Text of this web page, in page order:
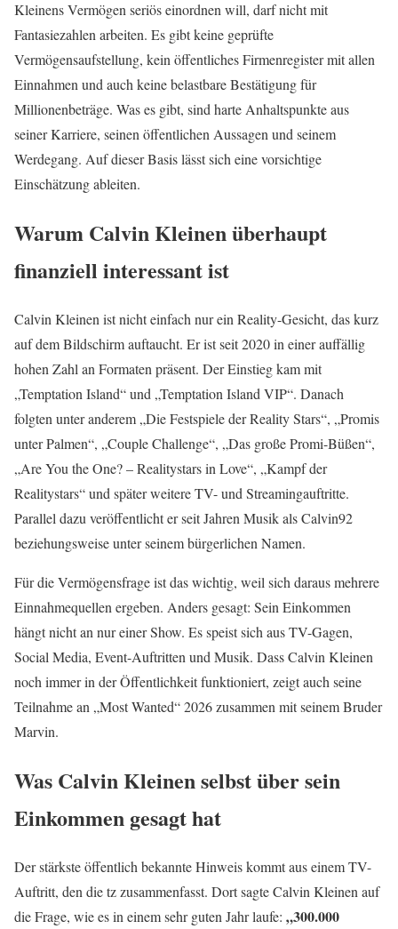
Kleinens Vermögen seriös einordnen will, darf nicht mit
Fantasiezahlen arbeiten. Es gibt keine geprüfte
Vermögensaufstellung, kein öffentliches Firmenregister mit allen
Einnahmen und auch keine belastbare Bestätigung für
Millionenbeträge. Was es gibt, sind harte Anhaltspunkte aus
seiner Karriere, seinen öffentlichen Aussagen und seinem
Werdegang. Auf dieser Basis lässt sich eine vorsichtige
Einschätzung ableiten.
Warum Calvin Kleinen überhaupt
finanziell interessant ist
Calvin Kleinen ist nicht einfach nur ein Reality-Gesicht, das kurz
auf dem Bildschirm auftaucht. Er ist seit 2020 in einer auffällig
hohen Zahl an Formaten präsent. Der Einstieg kam mit
„Temptation Island“ und „Temptation Island VIP“. Danach
folgten unter anderem „Die Festspiele der Reality Stars“, „Promis
unter Palmen“, „Couple Challenge“, „Das große Promi-Büßen“,
„Are You the One? – Realitystars in Love“, „Kampf der
Realitystars“ und später weitere TV- und Streamingauftritte.
Parallel dazu veröffentlicht er seit Jahren Musik als Calvin92
beziehungsweise unter seinem bürgerlichen Namen.
Für die Vermögensfrage ist das wichtig, weil sich daraus mehrere
Einnahmequellen ergeben. Anders gesagt: Sein Einkommen
hängt nicht an nur einer Show. Es speist sich aus TV-Gagen,
Social Media, Event-Auftritten und Musik. Dass Calvin Kleinen
noch immer in der Öffentlichkeit funktioniert, zeigt auch seine
Teilnahme an „Most Wanted“ 2026 zusammen mit seinem Bruder
Marvin.
Was Calvin Kleinen selbst über sein
Einkommen gesagt hat
Der stärkste öffentlich bekannte Hinweis kommt aus einem TV-
Auftritt, den die tz zusammenfasst. Dort sagte Calvin Kleinen auf
die Frage, wie es in einem sehr guten Jahr laufe: „300.000